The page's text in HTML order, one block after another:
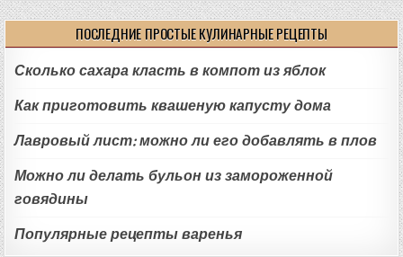
ПОСЛЕДНИЕ ПРОСТЫЕ КУЛИНАРНЫЕ РЕЦЕПТЫ
Сколько сахара класть в компот из яблок
Как приготовить квашеную капусту дома
Лавровый лист: можно ли его добавлять в плов
Можно ли делать бульон из замороженной
говядины
Популярные рецепты варенья